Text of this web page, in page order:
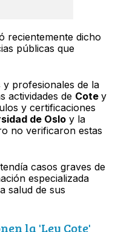
recientemente dicho
públicas que
y profesionales de la
actividades de Cote y
y certificaciones
de Oslo y la
no verificaron estas
casos graves de
especializada
salud de sus
la 'Ley Cote'